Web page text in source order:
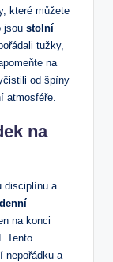
které můžete
jsou stolní
tužky,
na
od špíny
atmosféře.
na
disciplínu a
na konci
⁢Tento
nepořádku a